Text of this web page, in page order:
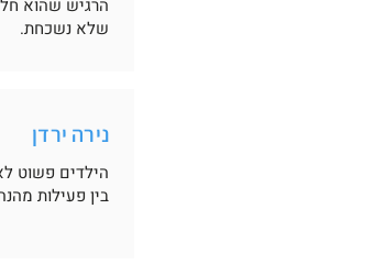
הרגיש שהוא
שלא נשכחת.
נירה ירדן
הילדים פשוט
בין פעילות